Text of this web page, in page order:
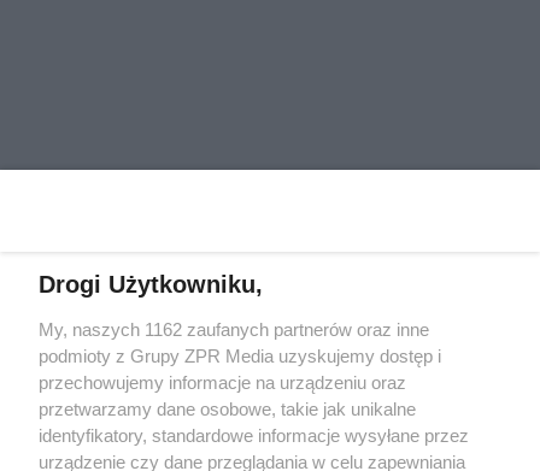
Żaden utwór zamieszczony w serwisie nie może być powielany i
rozpowszechniany lub dalej rozpowszechniany w jakikolwiek sposób
(w tym także elektroniczny lub mechaniczny) na jakimkolwiek polu
eksploatacji w jakiejkolwiek formie, włącznie z umieszczaniem w
Internecie bez pisemnej zgody właściciela praw. Jakiekolwiek użycie
lub wykorzystanie utworów w całości lub w części z naruszeniem
prawa, tzn. bez właściwej zgody, jest zabronione pod groźbą kary i
Drogi Użytkowniku,
My, naszych 1162 zaufanych partnerów oraz inne
podmioty z Grupy ZPR Media uzyskujemy dostęp i
przechowujemy informacje na urządzeniu oraz
przetwarzamy dane osobowe, takie jak unikalne
identyfikatory, standardowe informacje wysyłane przez
urządzenie czy dane przeglądania w celu zapewniania